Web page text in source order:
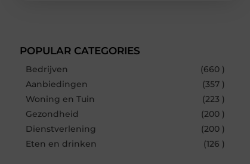
POPULAR CATEGORIES
Bedrijven
(660 )
Aanbiedingen
(357 )
Woning en Tuin
(223 )
Gezondheid
(200 )
Dienstverlening
(200 )
Eten en drinken
(126 )